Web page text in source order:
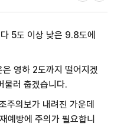
5도 이상 낮은 9.8도에
영하 2도까지 떨어지겠
물러 춥겠습니다.
주의보가 내려진 가운데
예방에 주의가 필요합니